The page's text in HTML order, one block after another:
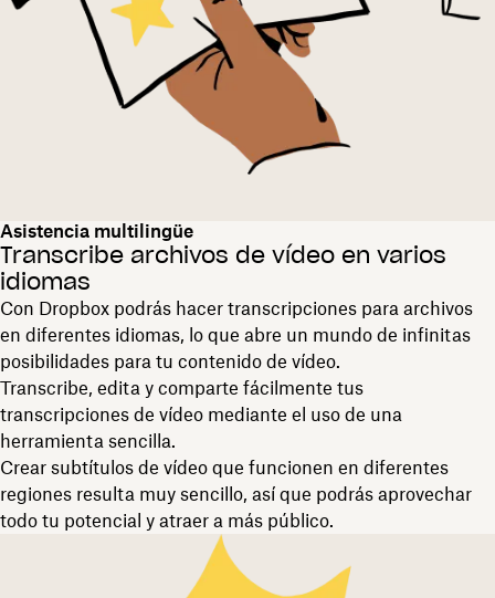
Asistencia multilingüe
Transcribe archivos de vídeo en varios
idiomas
Con Dropbox podrás hacer transcripciones para archivos
en diferentes idiomas, lo que abre un mundo de infinitas
posibilidades para tu contenido de vídeo.
Transcribe, edita y comparte fácilmente tus
transcripciones de vídeo mediante el uso de una
herramienta sencilla.
Crear subtítulos de vídeo que funcionen en diferentes
regiones resulta muy sencillo, así que podrás aprovechar
todo tu potencial y atraer a más público.